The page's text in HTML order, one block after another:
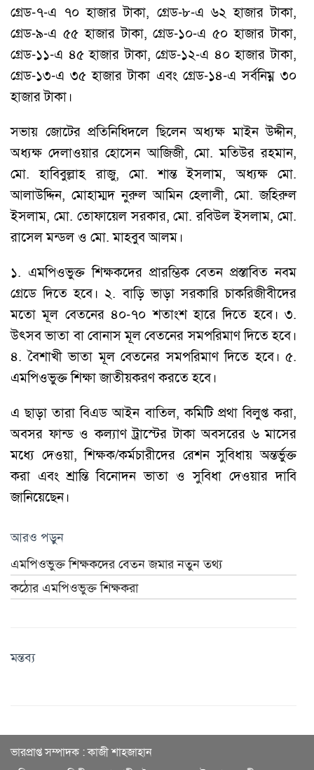
গ্রেড-৭-এ ৭০ হাজার টাকা, গ্রেড-৮-এ ৬২ হাজার টাকা,
গ্রেড-৯-এ ৫৫ হাজার টাকা, গ্রেড-১০-এ ৫০ হাজার টাকা,
গ্রেড-১১-এ ৪৫ হাজার টাকা, গ্রেড-১২-এ ৪০ হাজার টাকা,
গ্রেড-১৩-এ ৩৫ হাজার টাকা এবং গ্রেড-১৪-এ সর্বনিম্ন ৩০
হাজার টাকা।
সভায় জোটের প্রতিনিধিদলে ছিলেন অধ্যক্ষ মাইন উদ্দীন,
অধ্যক্ষ দেলাওয়ার হোসেন আজিজী, মো. মতিউর রহমান,
মো. হাবিবুল্লাহ রাজু, মো. শান্ত ইসলাম, অধ্যক্ষ মো.
আলাউদ্দিন, মোহাম্মদ নুরুল আমিন হেলালী, মো. জহিরুল
ইসলাম, মো. তোফায়েল সরকার, মো. রবিউল ইসলাম, মো.
রাসেল মন্ডল ও মো. মাহবুব আলম।
১. এমপিওভুক্ত শিক্ষকদের প্রারম্ভিক বেতন প্রস্তাবিত নবম
গ্রেডে দিতে হবে। ২. বাড়ি ভাড়া সরকারি চাকরিজীবীদের
মতো মূল বেতনের ৪০-৭০ শতাংশ হারে দিতে হবে। ৩.
উৎসব ভাতা বা বোনাস মূল বেতনের সমপরিমাণ দিতে হবে।
৪. বৈশাখী ভাতা মূল বেতনের সমপরিমাণ দিতে হবে। ৫.
এমপিওভুক্ত শিক্ষা জাতীয়করণ করতে হবে।
এ ছাড়া তারা বিএড আইন বাতিল, কমিটি প্রথা বিলুপ্ত করা,
অবসর ফান্ড ও কল্যাণ ট্রাস্টের টাকা অবসরের ৬ মাসের
মধ্যে দেওয়া, শিক্ষক/কর্মচারীদের রেশন সুবিধায় অন্তর্ভুক্ত
করা এবং শ্রান্তি বিনোদন ভাতা ও সুবিধা দেওয়ার দাবি
জানিয়েছেন।
আরও পড়ুন
এমপিওভুক্ত শিক্ষকদের বেতন জমার নতুন তথ্য
কঠোর এমপিওভুক্ত শিক্ষকরা
মন্তব্য
ভারপ্রাপ্ত সম্পাদক : কাজী শাহজাহান